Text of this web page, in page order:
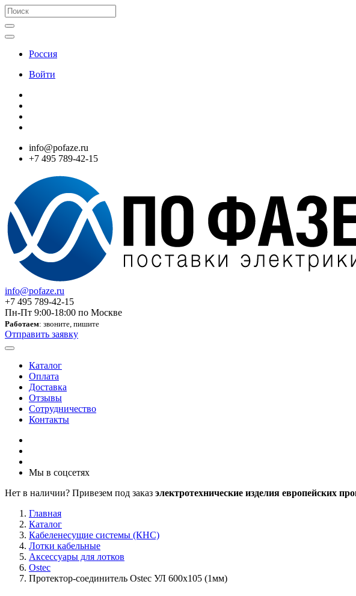
Россия
Войти
info@pofaze.ru
+7 495 789-42-15
info@pofaze.ru
+7 495 789-42-15
Пн-Пт 9:00-18:00 по Москве
Работаем: звоните, пишите
Отправить заявку
Каталог
Оплата
Доставка
Отзывы
Сотрудничество
Контакты
Мы в соцсетях
Нет в наличии? Привезем под заказ электротехнические изделия европейских
Главная
Каталог
Кабеленесущие системы (КНС)
Лотки кабельные
Аксессуары для лотков
Ostec
Протектор-соединитель Ostec УЛ 600х105 (1мм)